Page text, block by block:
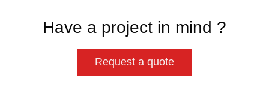
Have a project in mind ?
Request a quote